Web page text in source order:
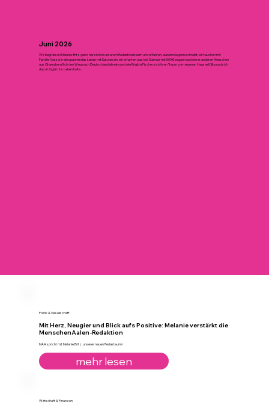
Juni 2026
Wir begrüssen Melanie Britz ganz herzlich in unserem Redaktionsteam und erfahren, warum sie gern schreibt, wir tauchen mit
Familie Nossol in ein spannendes Leben mit Katzen ein, wir erfahren was bei Samuel mit 500 € begann und wie er anderen Menschen
aus Ghana beruflich den Weg nach Deutschland ebnete und wie Brigitte Fischer sich ihren Traum vom eigenen Haus erfüllte und sich
dazu Ungarn ins Leben holte.
Politik & Gesellschaft
Mit Herz, Neugier und Blick aufs Positive: Melanie verstärkt die
MenschenAalen-Redaktion
mehr lesen
MAA spricht mit Melanie Britz, unserer neuen Redakteurin!
Wirtschaft & Finanzen